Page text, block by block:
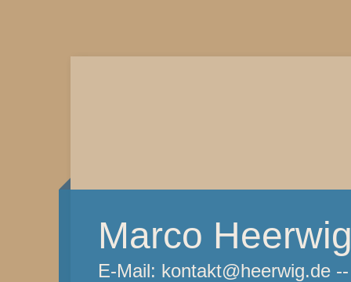
Marco
E-Mail: kontakt@heerwig.de